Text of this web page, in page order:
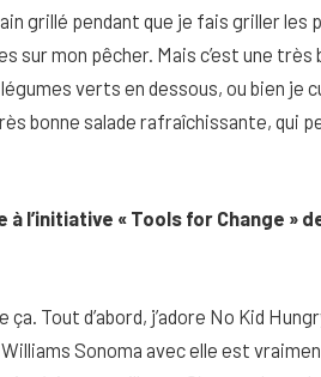
grillé pendant que je fais griller les
sur mon pêcher. Mais c’est une
verts en dessous, ou bien je
bonne salade rafraîchissante, qui
l’initiative « Tools for Change »
Tout d’abord, j’adore No Kid
Sonoma avec elle est